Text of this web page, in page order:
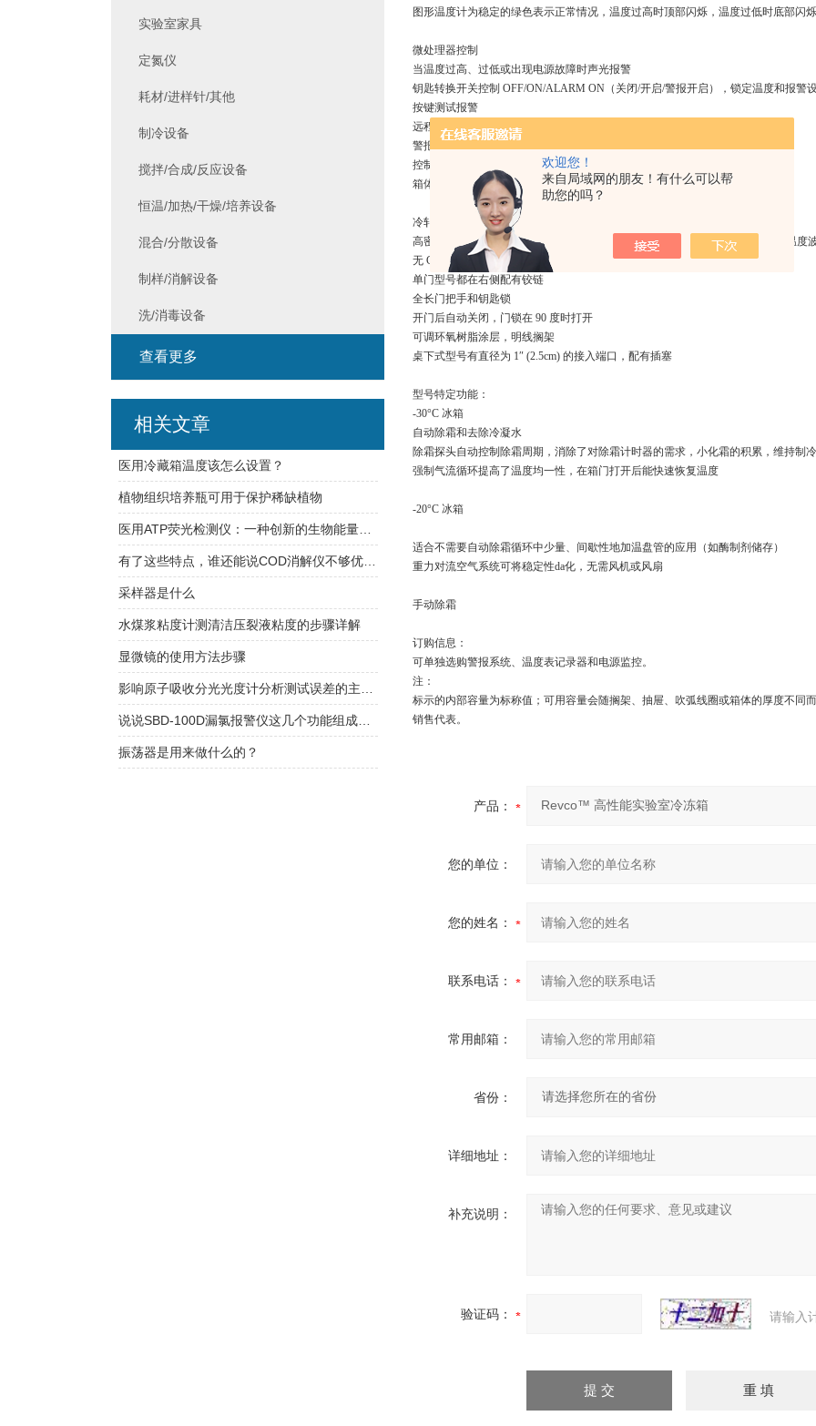
欢迎您！
来自局域网的朋友！有什么可以帮
助您的吗？
图形温度计为稳定的绿色表示正常情况，温度过高时顶部闪烁，温度过低时底部闪烁
微处理器控制
当温度过高、过低或出现电源故障时声光报警
钥匙转换开关控制 OFF/ON/ALARM ON（关闭/开启/警报开启），锁定温度和报警
按键测试报警
远程警报触点
警报静音、二次呼叫和自动复位功能
控制器电池后备系统
箱体结构
冷轧钢腔体和外部涂层表面，防腐蚀
高密度、
2″(5.1cm) 厚、无CFC的聚氨酯泡沫绝缘材料可保护箱体内部免受环境温度
无 CFC 的氢氟烃混合物制冷剂
单门型号都在右侧配有铰链
全长门把手和钥匙锁
开门后自动关闭，门锁在 90 度时打开
可调环氧树脂涂层，明线搁架
桌下式型号有直径为 1″ (2.5cm) 的接入端口，配有插塞
型号特定功能：
-30°C 冰箱
自动除霜和去除冷凝水
除霜探头自动控制除霜周期，消除了对除霜计时器的需求，小化霜的积累，维持制
强制气流循环提高了温度均一性，在箱门打开后能快速恢复温度
-20°C 冰箱
适合不需要自动除霜循环中少量、间歇性地加温盘管的应用（如酶制剂储存）
重力对流空气系统可将稳定性da化 ，无需风机或风扇
手动除霜
订购信息：
可单独选购警报系统、温度表记录器和电源监控。
注：
标示的内部容量为标称值；可用容量会随搁架、抽屉、吹弧线圈或箱体的厚度不同
销售代表。
产品：
您的单位：
您的姓名：
联系电话：
常用邮箱：
省份：
详细地址：
补充说明：
验证码： 请输入
实验室家具
定氮仪
耗材/进样针/其他
制冷设备
搅拌/合成/反应设备
恒温/加热/干燥/培养设备
混合/分散设备
制样/消解设备
洗/消毒设备
查看更多
相关文章
医用冷藏箱温度该怎么设置？
植物组织培养瓶可用于保护稀缺植物
医用ATP荧光检测仪：一种创新的生物能量检测工具
有了这些特点，谁还能说COD消解仪不够优质！
采样器是什么
水煤浆粘度计测清洁压裂液粘度的步骤详解
显微镜的使用方法步骤
说说SBD-100D漏氯报警仪这几个功能组成特点
振荡器是用来做什么的？